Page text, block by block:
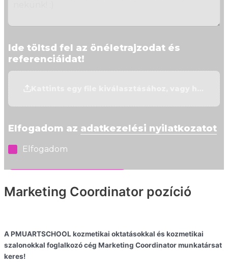
Marketing Coordinator pozíció
A PMUARTSCHOOL kozmetikai oktatásokkal és kozmetikai
szalonokkal foglalkozó cég Marketing Coordinator munkatársat
keres!